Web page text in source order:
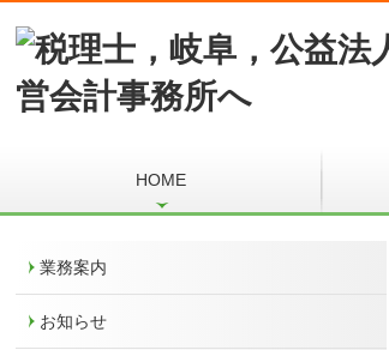
HOME
業務案内
お知らせ